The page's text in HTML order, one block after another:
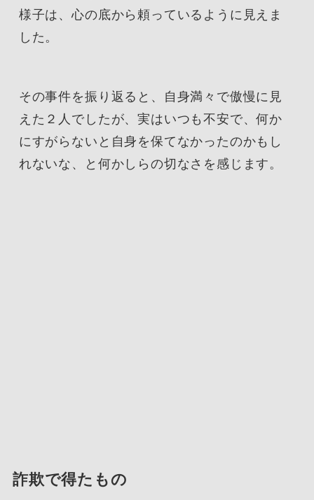
様子は、心の底から頼っているように見えま
した。
その事件を振り返ると、自身満々で傲慢に見
えた２人でしたが、実はいつも不安で、何か
にすがらないと自身を保てなかったのかもし
れないな、と何かしらの切なさを感じます。
詐欺で得たもの